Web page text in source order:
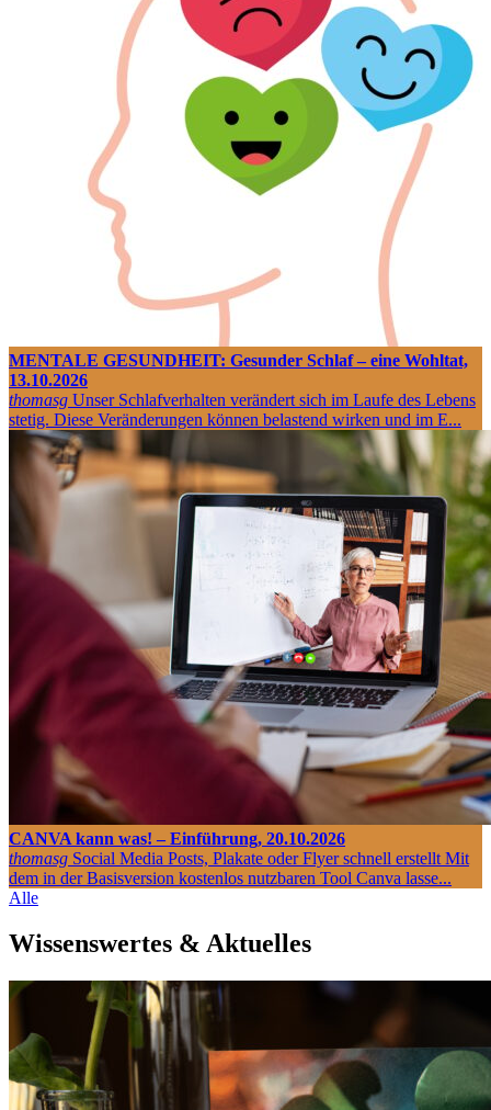
MENTALE GESUNDHEIT: Gesunder Schlaf – eine Wohltat,
13.10.2026
thomasg Unser Schlafverhalten verändert sich im Laufe des Lebens
stetig. Diese Veränderungen können belastend wirken und im E...
CANVA kann was! – Einführung, 20.10.2026
thomasg Social Media Posts, Plakate oder Flyer schnell erstellt Mit
dem in der Basisversion kostenlos nutzbaren Tool Canva lasse...
Alle
Wissenswertes & Aktuelles